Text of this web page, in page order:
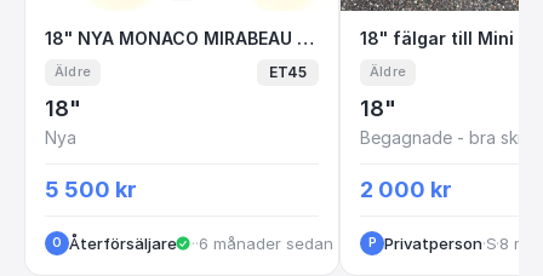
18" NYA MONACO MIRABEAU BLACK 5x112
18" NYA MONACO MIRABEAU BLACK 5x112 8x18 ET45 Audi VW MB
Äldre ET45
18"
Nya
5 500 kr
O Återförsäljare ·Huskvarna
·6 månader sedan
18" fälgar till
Äldre
18"
Begagnade - bra skick
2 000 kr
P Privatperson· Sollentuna
·8